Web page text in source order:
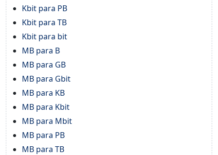
Kbit para PB
Kbit para TB
Kbit para bit
MB para B
MB para GB
MB para Gbit
MB para KB
MB para Kbit
MB para Mbit
MB para PB
MB para TB